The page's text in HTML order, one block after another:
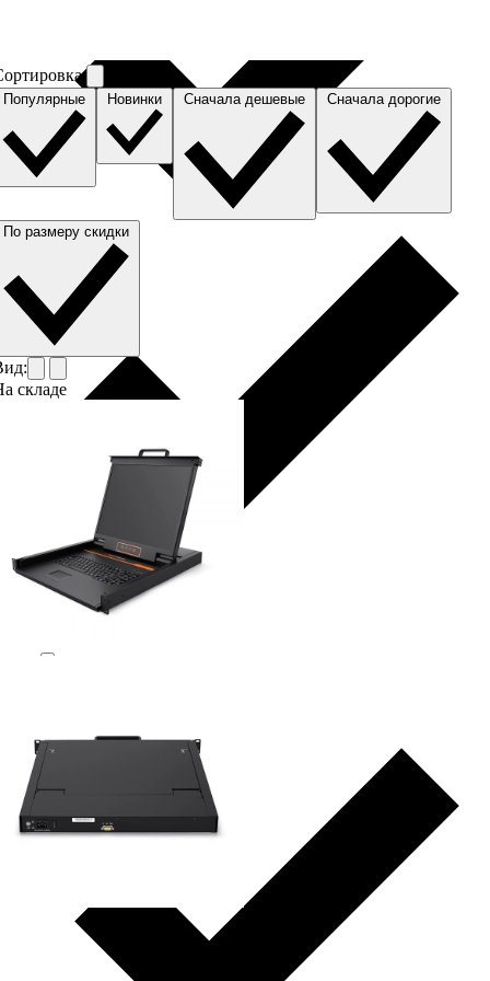
360 1
6052
Популярные Новинки Сначала дешевые Сначала дорогие
По размеру скидки
складе